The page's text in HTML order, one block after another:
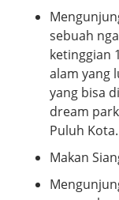
sebuah
ketinggian
alam yang
yang bisa
dream
Puluh Kota.
Makan